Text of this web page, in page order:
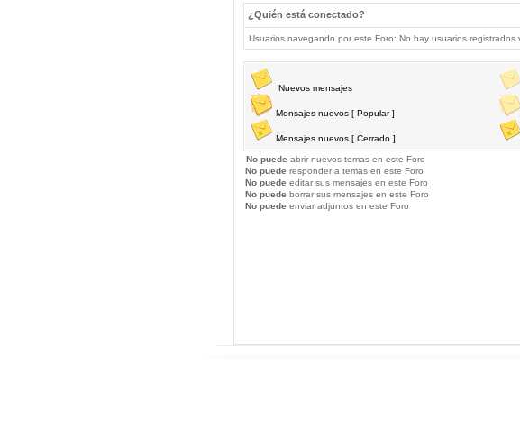
¿Quién está conectado?
Usuarios navegando por este Foro: No hay usuarios registrados
Nuevos mensajes
Mensajes nuevos [ Popular ]
Mensajes nuevos [ Cerrado ]
No puede abrir nuevos temas en este Foro
No puede responder a temas en este Foro
No puede editar sus mensajes en este Foro
No puede borrar sus mensajes en este Foro
No puede enviar adjuntos en este Foro